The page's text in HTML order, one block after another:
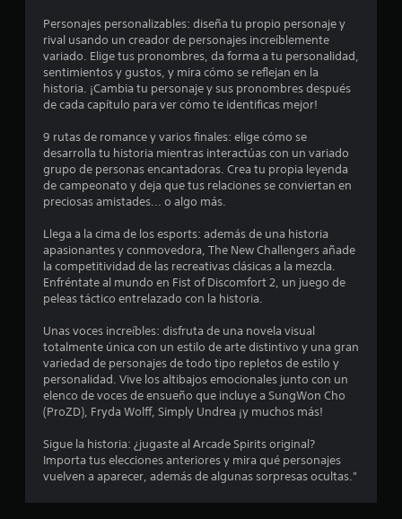
r
e
l
a
s
n
3
c
a
i
f
Personajes personalizables: diseña tu propio personaje y
rival usando un creador de personajes increíblemente
variado. Elige tus pronombres, da forma a tu personalidad,
sentimientos y gustos, y mira cómo se reflejan en la
historia. ¡Cambia tu personaje y sus pronombres después
de cada capítulo para ver cómo te identificas mejor!
9 rutas de romance y varios finales: elige cómo se
desarrolla tu historia mientras interactúas con un variado
grupo de personas encantadoras. Crea tu propia leyenda
de campeonato y deja que tus relaciones se conviertan en
preciosas amistades... o algo más.
Llega a la cima de los esports: además de una historia
apasionantes y conmovedora, The New Challengers añade
la competitividad de las recreativas clásicas a la mezcla.
Enfréntate al mundo en Fist of Discomfort 2, un juego de
peleas táctico entrelazado con la historia.
Unas voces increíbles: disfruta de una novela visual
totalmente única con un estilo de arte distintivo y una gran
variedad de personajes de todo tipo repletos de estilo y
personalidad. Vive los altibajos emocionales junto con un
elenco de voces de ensueño que incluye a SungWon Cho
(ProZD), Fryda Wolff, Simply Undrea ¡y muchos más!
Sigue la historia: ¿jugaste al Arcade Spirits original?
Importa tus elecciones anteriores y mira qué personajes
vuelven a aparecer, además de algunas sorpresas ocultas."